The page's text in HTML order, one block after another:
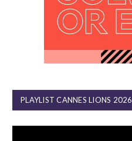
PLAYLIST CANNES LIONS 2026